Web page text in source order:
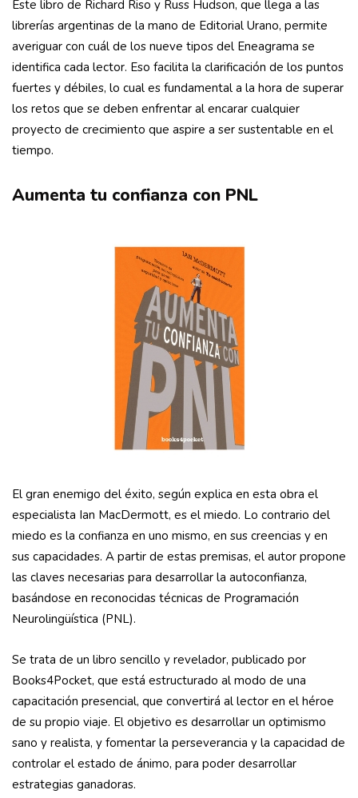
Este libro de Richard Riso y Russ Hudson, que llega a las
librerías argentinas de la mano de Editorial Urano, permite
averiguar con cuál de los nueve tipos del Eneagrama se
identifica cada lector. Eso facilita la clarificación de los puntos
fuertes y débiles, lo cual es fundamental a la hora de superar
los retos que se deben enfrentar al encarar cualquier
proyecto de crecimiento que aspire a ser sustentable en el
tiempo.
Aumenta tu confianza con PNL
El gran enemigo del éxito, según explica en esta obra el
especialista Ian MacDermott, es el miedo. Lo contrario del
miedo es la confianza en uno mismo, en sus creencias y en
sus capacidades. A partir de estas premisas, el autor propone
las claves necesarias para desarrollar la autoconfianza,
basándose en reconocidas técnicas de Programación
Neurolingüística (PNL).
Se trata de un libro sencillo y revelador, publicado por
Books4Pocket, que está estructurado al modo de una
capacitación presencial, que convertirá al lector en el héroe
de su propio viaje. El objetivo es desarrollar un optimismo
sano y realista, y fomentar la perseverancia y la capacidad de
controlar el estado de ánimo, para poder desarrollar
estrategias ganadoras.